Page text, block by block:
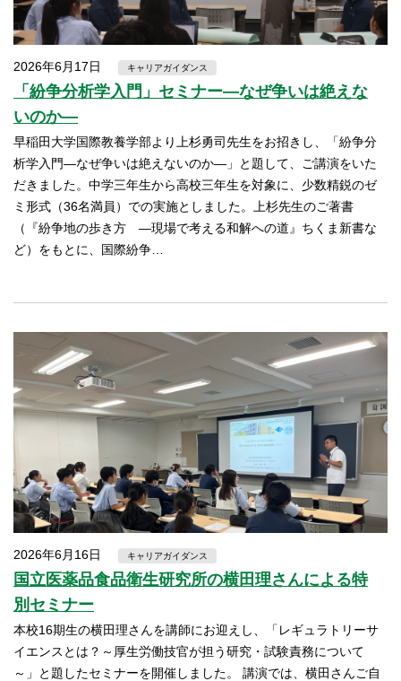
2026年6月17日 キャリアガイダンス
「紛争分析学入門」セミナー―なぜ争いは絶えな
いのか―
早稲田大学国際教養学部より上杉勇司先生をお招きし、「紛争分
析学入門―なぜ争いは絶えないのか―」と題して、ご講演をいた
だきました。中学三年生から高校三年生を対象に、少数精鋭のゼ
ミ形式（36名満員）での実施としました。上杉先生のご著書
（『紛争地の歩き方 ―現場で考える和解への道』ちくま新書な
ど）をもとに、国際紛争…
2026年6月16日 キャリアガイダンス
国立医薬品食品衛生研究所の横田理さんによる特
別セミナー
本校16期生の横田理さんを講師にお迎えし、「レギュラトリーサ
イエンスとは？～厚生労働技官が担う研究・試験責務について
～」と題したセミナーを開催しました。 講演では、横田さんご自